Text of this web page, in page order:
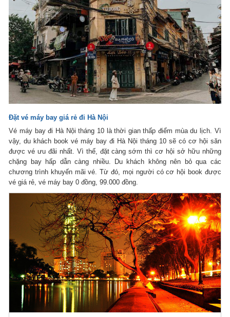
Đặt vé máy bay giá rẻ đi Hà Nội
Vé máy bay đi Hà Nội tháng 10 là thời gian thấp điểm mùa du lịch. Vì
vậy, du khách book vé máy bay đi Hà Nội tháng 10 sẽ có cơ hội săn
được vé ưu đãi nhất. Vì thế, đặt càng sớm thì cơ hội sở hữu những
chặng bay hấp dẫn càng nhiều. Du khách không nên bỏ qua các
chương trình khuyến mãi vé. Từ đó, mọi người có cơ hội book được
vé giá rẻ, vé máy bay 0 đồng, 99.000 đồng.